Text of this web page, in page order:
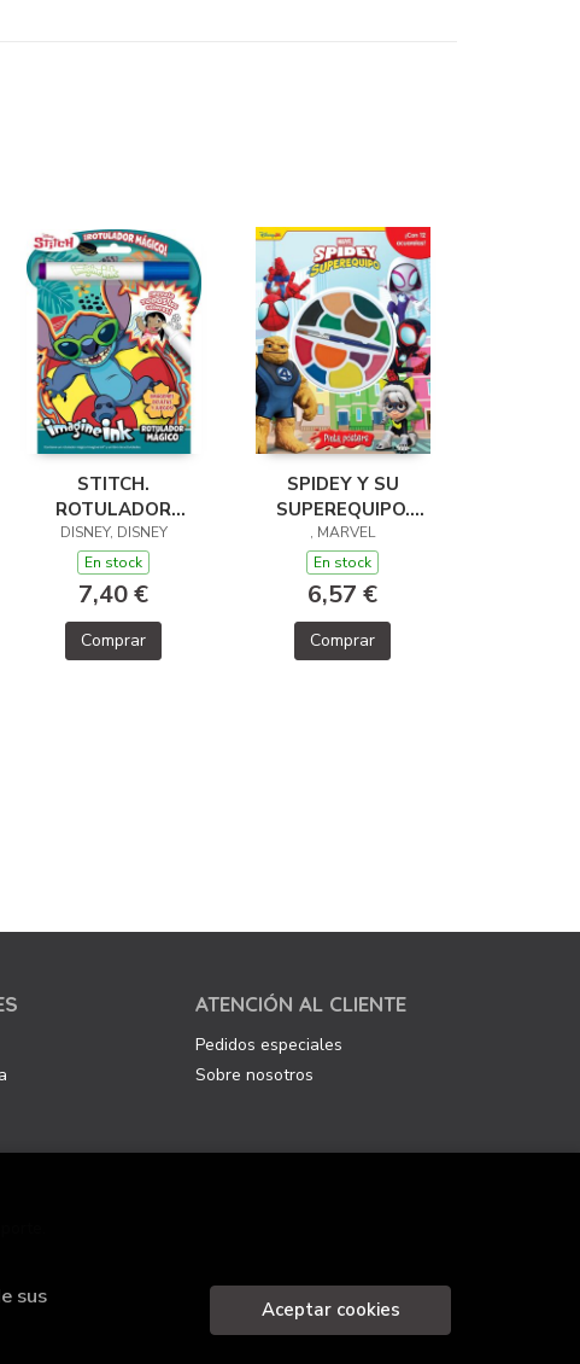
STITCH.
ROTULADOR
MÁGICO
DISNEY, DISNEY
En stock
7,40 €
Comprar
SPIDEY Y SU
SUPEREQUIPO.
PINTA PÓSTERS
, MARVEL
En stock
6,57 €
Comprar
ATENCIÓN AL CLIENTE
Pedidos especiales
Sobre nosotros
sus
Aceptar cookies